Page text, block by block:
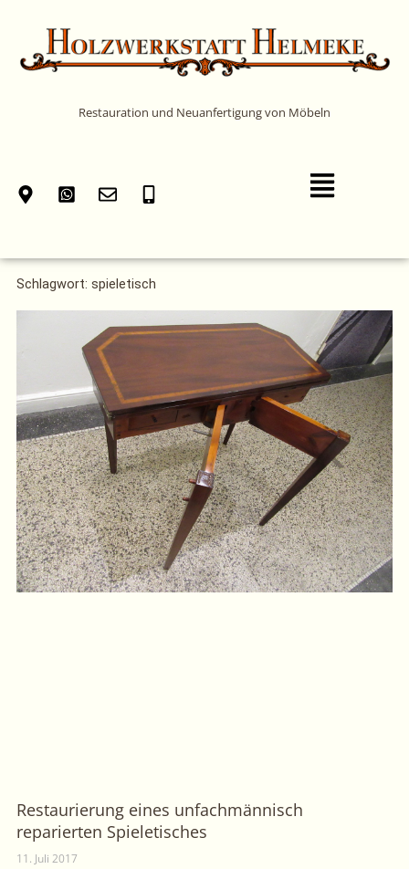
springen
Restauration und Neuanfertigung von Möbeln
Main
Menu
Schlagwort: spieletisch
Restaurierung eines unfachmännisch
reparierten Spieletisches
11. Juli 2017